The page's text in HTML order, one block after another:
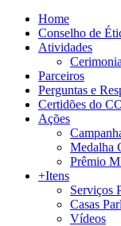
Home
Conselho de
Atividades
Parceiros
Perguntas e
Certidões do
Ações
Medalha
Prêmio
+Itens
Serviços
Casas
Vídeos